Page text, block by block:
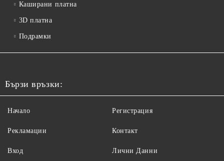
Каширани платна
3D платна
Подрамки
Бързи връзки:
Начало
Рекламации
Вход
Регистрация
Контакт
Лични Данни